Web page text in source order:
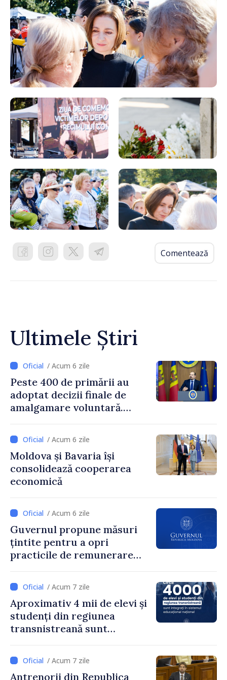
Comentează
Ultimele Știri
/ Acum 6 zile
Peste 400 de primării au
adoptat decizii finale de
amalgamare voluntară.
Guvernului, Alexei Buzu:
„85,5% dintre primării au
inițiat procesul. Le
mulțumim aleșilor locali
pentru că au pus pe primul
dezvoltar
/ Acum 6 zile
Moldova și Bavaria își
consolidează cooperarea
economică
/ Acum 6 zile
Guvernul propune măsuri
țintite pentru a opri
practicile de remunerare
/ Acum 7 zile
Aproximativ 4 mii de elevi și
studenți din regiunea
transnistreană sunt
educațional național
/ Acum 7 zile
Antrenorii din Republica